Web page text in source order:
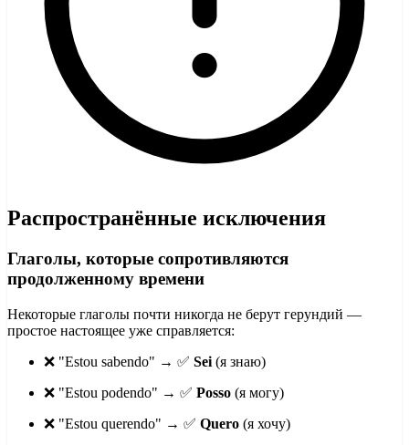
Распространённые исключения
Глаголы, которые сопротивляются
продолженному времени
Некоторые глаголы почти никогда не берут герундий —
простое настоящее уже справляется:
❌ "Estou sabendo" → ✅ Sei (я знаю)
❌ "Estou podendo" → ✅ Posso (я могу)
❌ "Estou querendo" → ✅ Quero (я хочу)